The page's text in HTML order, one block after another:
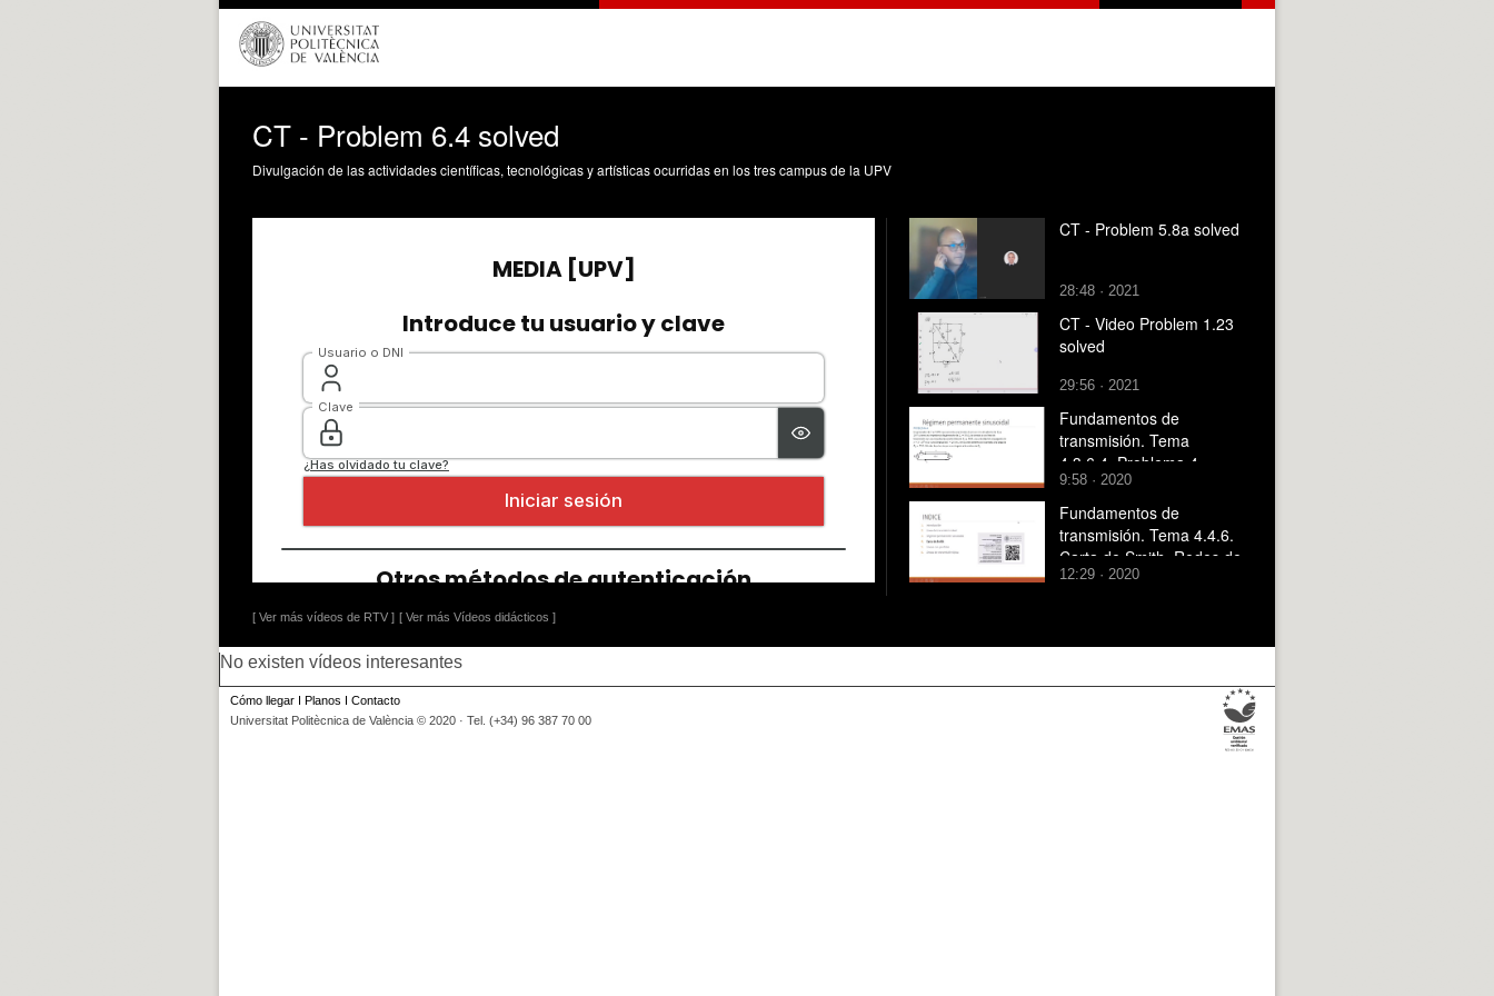
CT - Problem 6.4 solved
Divulgación de las actividades científicas, tecnológicas y artísticas ocurridas en los tres campus de la UPV
[ Ver más vídeos de RTV ] [ Ver más Vídeos didácticos ]
CT - Problem 5.8a solved
28:48 · 2021
CT - Video Problem 1.23
solved
29:56 · 2021
Fundamentos de
transmisión. Tema
4.3.6.4. Problema 4.
9:58 · 2020
Fundamentos de
transmisión. Tema 4.4.6.
Carta de Smith. Redes de
adaptación. LT lambda/4
12:29 · 2020
No existen vídeos interesantes
Cómo llegar I Planos I Contacto
Universitat Politècnica de València © 2020 · Tel. (+34) 96 387 70 00